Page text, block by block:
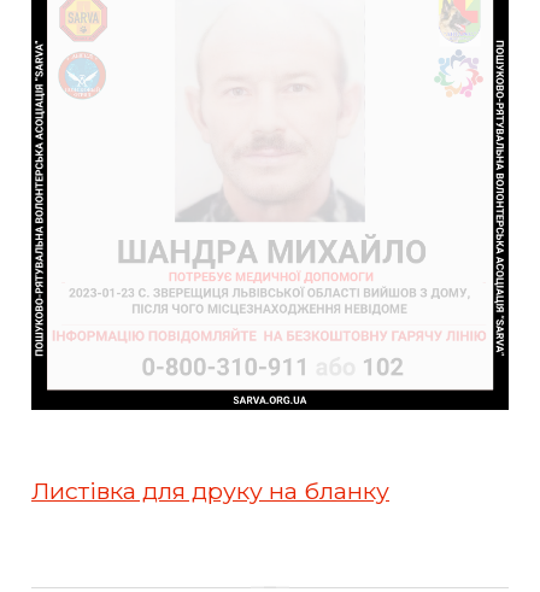
Листівка для друку на бланку